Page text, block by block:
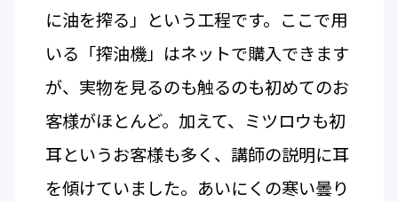
に油を搾る」という工程です。ここで用
いる「搾油機」はネットで購入できます
が、実物を見るのも触るのも初めてのお
客様がほとんど。加えて、ミツロウも初
耳というお客様も多く、講師の説明に耳
を傾けていました。あいにくの寒い曇り